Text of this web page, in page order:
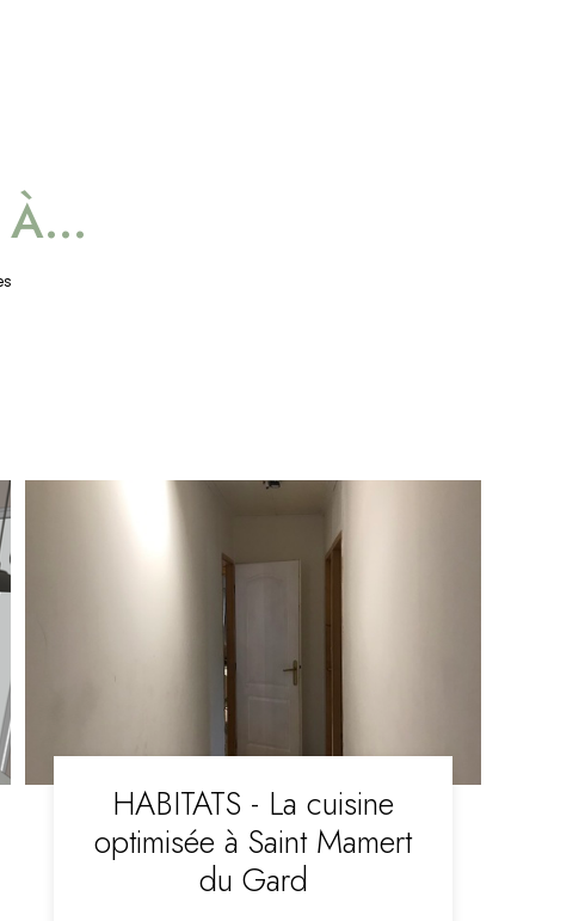
À…
HABITATS - La cuisine
optimisée à Saint Mamert
du Gard